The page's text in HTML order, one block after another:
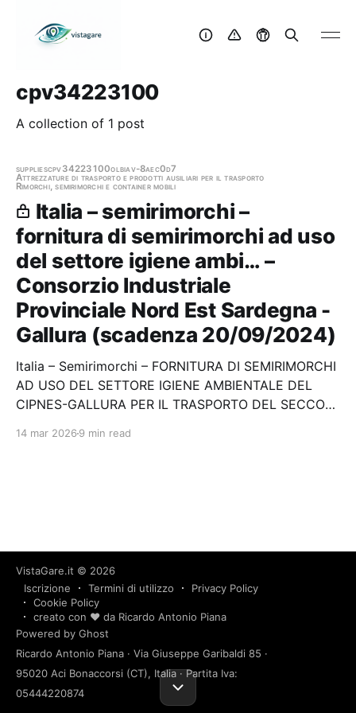
cpv34223100
A collection of 1 post
suppliescpv34223100olbiav-8aec0d7
Attrezzature di trasporto e prodotti ausiliari per il trasporto
Rimorchi, semirimorchi e container mobili
Italia – semirimorchi –
fornitura di semirimorchi ad uso
del settore igiene ambi… –
Consorzio Industriale
Provinciale Nord Est Sardegna -
Gallura (scadenza 20/09/2024)
Italia – Semirimorchi – FORNITURA DI SEMIRIMORCHI
AD USO DEL SETTORE IGIENE AMBIENTALE DEL
CIPNES-GALLURA PER IL TRASPORTO DEL SECCO
14 mar 2026 9 min read
VistaGare.it © 2026
Iscrizione
Termini di utilizzo
Privacy Policy
Cookie Policy
creato con ❤️ da Ricardo Antonio Piana
Powered by Ghost
Ricardo Antonio Piana · Via Giuseppe Garibaldi 85 ·
95020 Aci Bonaccorsi (CT), Italia · Partita Iva:
05444220874